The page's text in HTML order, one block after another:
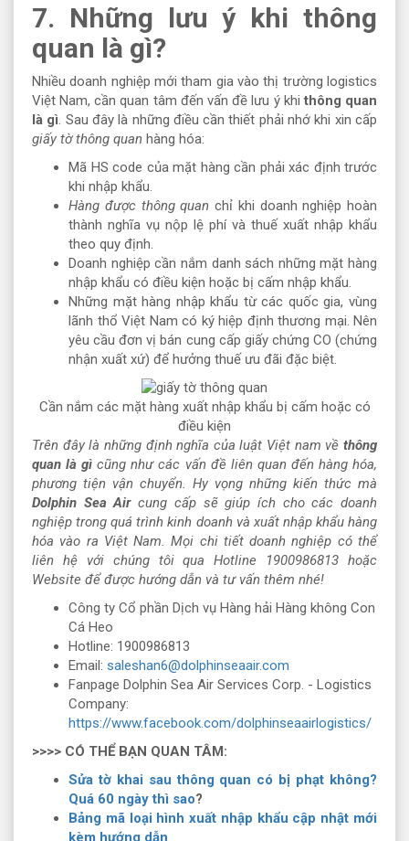
7. Những lưu ý khi thông
quan là gì?
Nhiều doanh nghiệp mới tham gia vào thị trường logistics
Việt Nam, cần quan tâm đến vấn đề lưu ý khi thông quan
là gì. Sau đây là những điều cần thiết phải nhớ khi xin cấp
giấy tờ thông quan hàng hóa:
Mã HS code của mặt hàng cần phải xác định trước
khi nhập khẩu.
Hàng được thông quan chỉ khi doanh nghiệp hoàn
thành nghĩa vụ nộp lệ phí và thuế xuất nhập khẩu
theo quy định.
Doanh nghiệp cần nắm danh sách những mặt hàng
nhập khẩu có điều kiện hoặc bị cấm nhập khẩu.
Những mặt hàng nhập khẩu từ các quốc gia, vùng
lãnh thổ Việt Nam có ký hiệp định thương mại. Nên
yêu cầu đơn vị bán cung cấp giấy chứng CO (chứng
nhận xuất xứ) để hưởng thuế ưu đãi đặc biệt.
Cần nắm các mặt hàng xuất nhập khẩu bị cấm hoặc có
điều kiện
Trên đây là những định nghĩa của luật Việt nam về thông
quan là gìcũng như các vấn đề liên quan đến hàng hóa,
phương tiện vận chuyển. Hy vọng những kiến thức mà
Dolphin Sea Aircung cấp sẽ giúp ích cho các doanh
nghiệp trong quá trình kinh doanh và xuất nhập khẩu hàng
hóa vào ra Việt Nam. Mọi chi tiết doanh nghiệp có thể
liên hệ với chúng tôi qua Hotline 1900986813 hoặc
Website để được hướng dẫn và tư vấn thêm nhé!
Công ty Cổ phần Dịch vụ Hàng hải Hàng không Con
Cá Heo
Hotline: 1900986813
Email: saleshan6@dolphinseaair.com
Fanpage Dolphin Sea Air Services Corp. - Logistics
Company:
https://www.facebook.com/dolphinseaairlogistics/
>>>> CÓ THỂ BẠN QUAN TÂM:
Sửa tờ khai sau thông quan có bị phạt không?
Quá 60 ngày thì sao?
Bảng mã loại hình xuất nhập khẩu cập nhật mới
kèm hướng dẫn